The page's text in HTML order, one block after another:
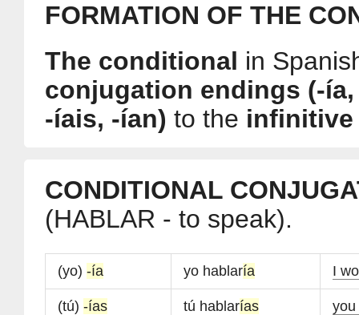
FORMATION OF THE
The conditional in
conjugation endings (-
-íais, -ían) to the infinitive
CONDITIONAL
(HABLAR - to speak).
(yo) -ía yo hablaría I
(tú) -ías tú hablarías you